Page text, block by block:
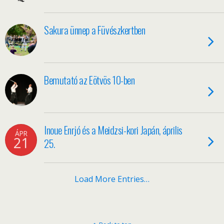
Sakura ünnep a Füvészkertben
Bemutató az Eötvös 10-ben
ÁPR
21
Inoue Enrjó és a Meidzsi-kori Japán, április
25.
Load More Entries…